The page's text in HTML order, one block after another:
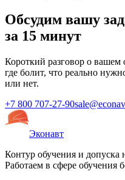
Обсудим вашу
за 15 минут
Короткий разговор о вашем
где болит, что реально
или нет.
+7 800 707-27-90
Эконавт
Контур обучения и допуска
Работаем в сфере обучения